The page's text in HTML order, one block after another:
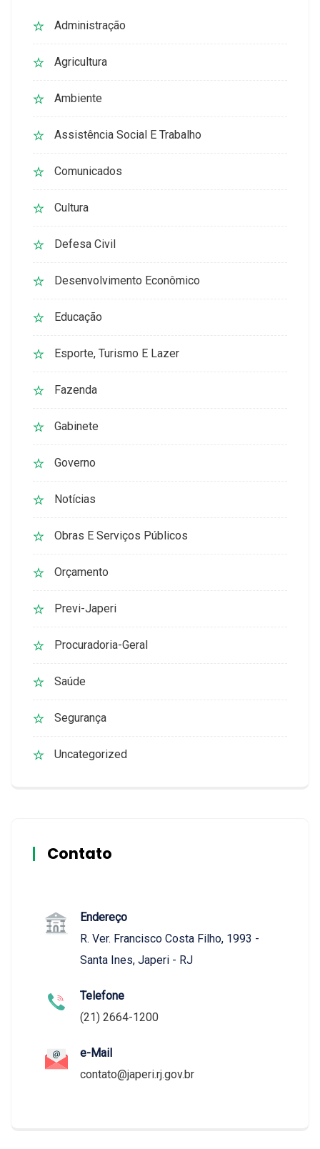
Administração
Agricultura
Ambiente
Assistência Social E Trabalho
Comunicados
Cultura
Defesa Civil
Desenvolvimento Econômico
Educação
Esporte, Turismo E Lazer
Fazenda
Gabinete
Governo
Notícias
Obras E Serviços Públicos
Orçamento
Previ-Japeri
Procuradoria-Geral
Saúde
Segurança
Uncategorized
Contato
Endereço
R. Ver. Francisco Costa Filho, 1993 -
Santa Ines, Japeri - RJ
Telefone
(21) 2664-1200
e-Mail
contato@japeri.rj.gov.br